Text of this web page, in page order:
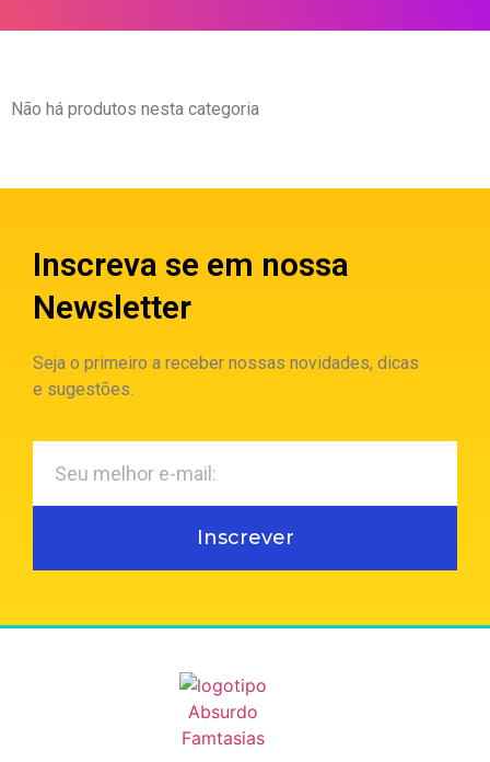
Não há produtos nesta categoria
Inscreva se em nossa
Newsletter
Seja o primeiro a receber nossas novidades, dicas
e sugestões.
Inscrever